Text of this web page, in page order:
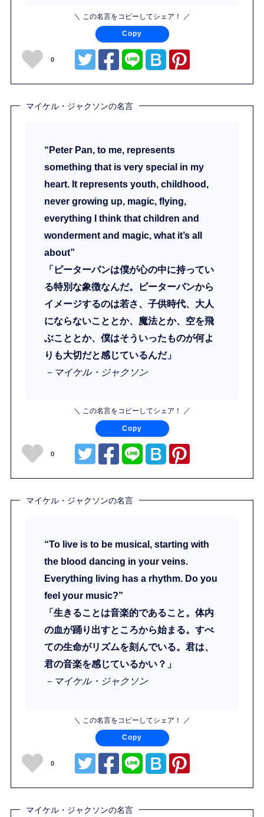
＼ この名言をコピーしてシェア！ ／
Copy
0
マイケル・ジャクソンの名言
“Peter Pan, to me, represents
something that is very special in my
heart. It represents youth, childhood,
never growing up, magic, flying,
everything I think that children and
wonderment and magic, what it’s all
about”
「ピーターパンは僕が心の中に持ってい
る特別な象徴なんだ。ピーターパンから
イメージするのは若さ、子供時代、大人
にならないこととか、魔法とか、空を飛
ぶこととか、僕はそういったものが何よ
りも大切だと感じているんだ」
－マイケル・ジャクソン
＼ この名言をコピーしてシェア！ ／
Copy
0
マイケル・ジャクソンの名言
“To live is to be musical, starting with
the blood dancing in your veins.
Everything living has a rhythm. Do you
feel your music?”
「生きることは音楽的であること。体内
の血が踊り出すところから始まる。すべ
ての生命がリズムを刻んでいる。君は、
君の音楽を感じているかい？」
－マイケル・ジャクソン
＼ この名言をコピーしてシェア！ ／
Copy
0
マイケル・ジャクソンの名言